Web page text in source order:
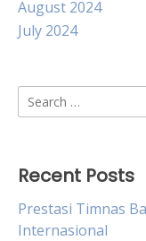
August 2024
July 2024
Search
for:
Recent Posts
Prestasi Timnas
Internasional